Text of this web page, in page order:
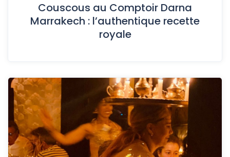
Couscous au Comptoir Darna
Marrakech : l’authentique recette
royale